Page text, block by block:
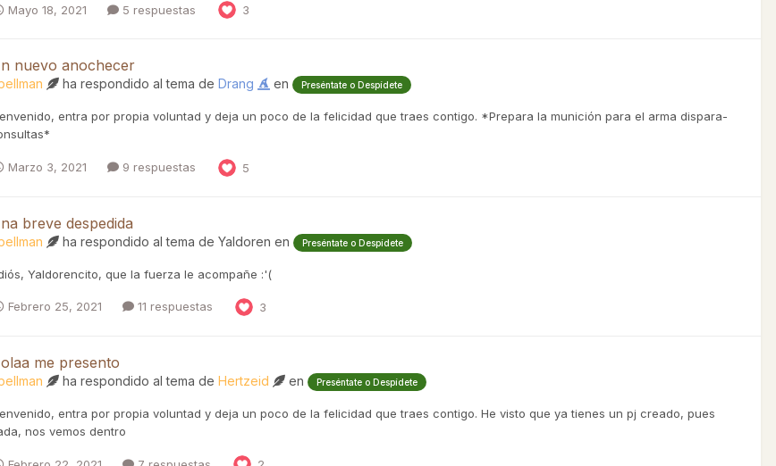
Mayo 18, 2021 5 respuestas 3
nuevo anochecer
ha respondido al tema de Drang en Preséntate o Despídete
entra por propia voluntad y deja un poco de la felicidad que traes contigo. *Prepara la munición para el arma dispara-
Marzo 3, 2021 9 respuestas 5
breve despedida
ha respondido al tema de Yaldoren en Preséntate o Despídete
Yaldorencito, que la fuerza le acompañe :'(
Febrero 25, 2021 11 respuestas 3
me presento
ha respondido al tema de Hertzeid en Preséntate o Despídete
entra por propia voluntad y deja un poco de la felicidad que traes contigo. He visto que ya tienes un pj creado, pues
nos vemos dentro